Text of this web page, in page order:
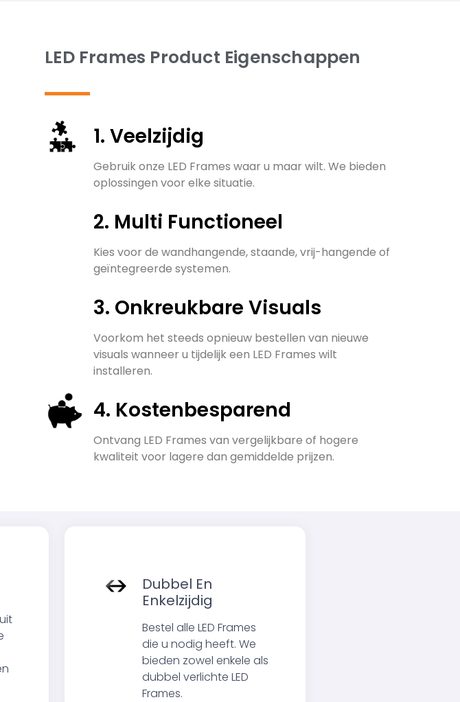
LED Frames Product Eigenschappen
1. Veelzijdig
Gebruik onze LED Frames waar u maar wilt. We bieden
oplossingen voor elke situatie.
2. Multi Functioneel
Kies voor de wandhangende, staande, vrij-hangende of
geïntegreerde systemen.
3. Onkreukbare Visuals
Voorkom het steeds opnieuw bestellen van nieuwe
visuals wanneer u tijdelijk een LED Frames wilt
installeren.
4. Kostenbesparend
Ontvang LED Frames van vergelijkbare of hogere
kwaliteit voor lagere dan gemiddelde prijzen.
Dubbel En
Enkelzijdig
Bestel alle LED Frames
die u nodig heeft. We
bieden zowel enkele als
dubbel verlichte LED
Frames.